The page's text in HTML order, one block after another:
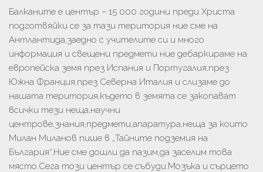
Балканите е център – 15 000 години преди Христа
подготвяйки се за тази територия ние сме на
Антлантида,заедно с учителите си и много
информация и свещени предмети ние дебаркираме на
европейска земя през Испания и Португалия,през
Южна Франция,през Северна Италия и слизаме до
нашата територия,където в земята се закопават
всички тези неща,научни
центрове,знания,предмети,апаратура,неща за които
Милан Миланов пише в „Тайните подземия на
България“.Ние сме дошли да пазим,да заселим това
място.Сега този център се събуди.Мозъка и сърцето